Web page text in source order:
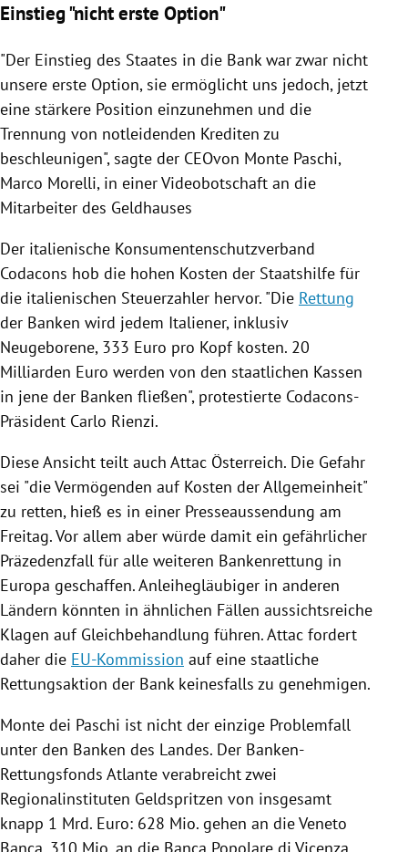
Einstieg "nicht erste Option"
"Der Einstieg des Staates in die Bank war zwar nicht
unsere erste Option, sie ermöglicht uns jedoch, jetzt
eine stärkere Position einzunehmen und die
Trennung von notleidenden Krediten zu
beschleunigen", sagte der CEOvon Monte Paschi,
Marco Morelli, in einer Videobotschaft an die
Mitarbeiter des Geldhauses
Der italienische Konsumentenschutzverband
Codacons hob die hohen Kosten der Staatshilfe für
die italienischen Steuerzahler hervor. "Die Rettung
der Banken wird jedem Italiener, inklusiv
Neugeborene, 333 Euro pro Kopf kosten. 20
Milliarden Euro werden von den staatlichen Kassen
in jene der Banken fließen", protestierte Codacons-
Präsident Carlo Rienzi.
Diese Ansicht teilt auch Attac Österreich. Die Gefahr
sei "die Vermögenden auf Kosten der Allgemeinheit"
zu retten, hieß es in einer Presseaussendung am
Freitag. Vor allem aber würde damit ein gefährlicher
Präzedenzfall für alle weiteren Bankenrettung in
Europa geschaffen. Anleihegläubiger in anderen
Ländern könnten in ähnlichen Fällen aussichtsreiche
Klagen auf Gleichbehandlung führen.Attac fordert
daher die EU-Kommission auf eine staatliche
Rettungsaktion der Bank keinesfalls zu genehmigen.
Monte dei Paschi ist nicht der einzige Problemfall
unter den Banken des Landes. Der Banken-
Rettungsfonds Atlante verabreicht zwei
Regionalinstituten Geldspritzen von insgesamt
knapp 1 Mrd. Euro: 628 Mio. gehen an die Veneto
Banca, 310 Mio. an die Banca Popolare di Vicenza.